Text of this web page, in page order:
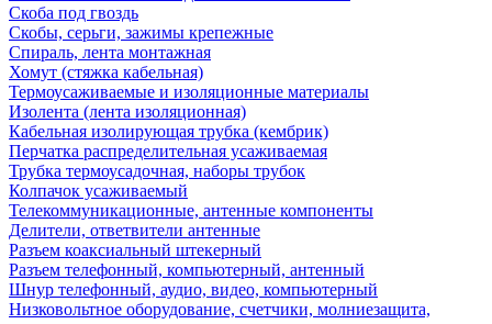
Скоба под гвоздь
Скобы, серьги, зажимы крепежные
Спираль, лента монтажная
Хомут (стяжка кабельная)
Термоусаживаемые и изоляционные материалы
Изолента (лента изоляционная)
Кабельная изолирующая трубка (кембрик)
Перчатка распределительная усаживаемая
Трубка термоусадочная, наборы трубок
Колпачок усаживаемый
Телекоммуникационные, антенные компоненты
Делители, ответвители антенные
Разъем коаксиальный штекерный
Разъем телефонный, компьютерный, антенный
Шнур телефонный, аудио, видео, компьютерный
Низковольтное оборудование, счетчики, молниезащита,